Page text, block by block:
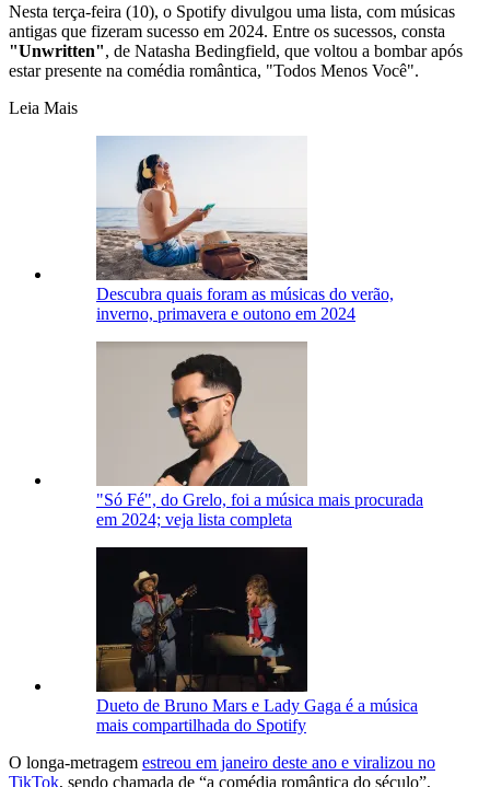
Nesta terça-feira (10), o Spotify divulgou uma lista, com músicas
antigas que fizeram sucesso em 2024. Entre os sucessos, consta
"Unwritten", de Natasha Bedingfield, que voltou a bombar após
estar presente na comédia romântica, "Todos Menos Você".
Leia Mais
Descubra quais foram as músicas do verão,
inverno, primavera e outono em 2024
"Só Fé", do Grelo, foi a música mais procurada
em 2024; veja lista completa
Dueto de Bruno Mars e Lady Gaga é a música
mais compartilhada do Spotify
O longa-metragem estreou em janeiro deste ano e viralizou no
TikTok, sendo chamada de “a comédia romântica do século”,